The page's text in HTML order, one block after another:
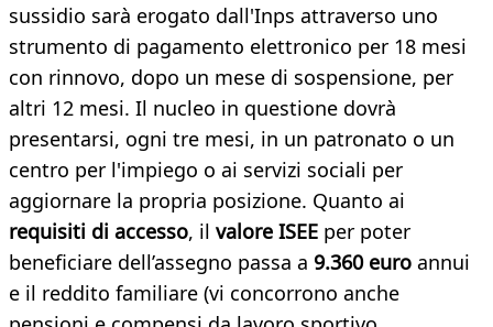
sussidio sarà erogato dall'Inps attraverso uno
strumento di pagamento elettronico per 18 mesi
con rinnovo, dopo un mese di sospensione, per
altri 12 mesi. Il nucleo in questione dovrà
presentarsi, ogni tre mesi, in un patronato o un
centro per l'impiego o ai servizi sociali per
aggiornare la propria posizione. Quanto ai
requisiti di accesso, il valore ISEE per poter
beneficiare dell’assegno passa a 9.360 euro annui
e il reddito familiare (vi concorrono anche